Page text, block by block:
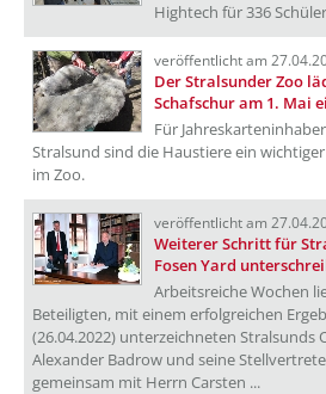
Hightech für 336
veröffentlicht am
Der Stralsunder Zoo
Schafschur am 1. Mai
Für
Stralsund sind die Haustiere ein
im Zoo.
veröffentlicht am
Weiterer Schritt für
Fosen Yard
Arbeitsreiche Wochen
Beteiligten, mit einem erfolgreichen
(26.04.2022) unterzeichneten Stralsunds
Alexander Badrow und seine
gemeinsam mit Herrn Carsten ...